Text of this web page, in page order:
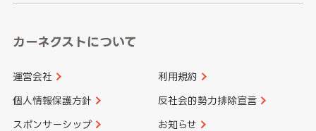
カーネクストについて
運営会社 利用規約
個人情報保護方針 反社会的勢力排除宣言
スポンサーシップ お知らせ